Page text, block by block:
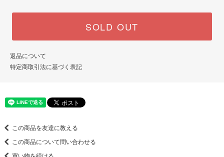
SOLD OUT
返品について
特定商取引法に基づく表記
この商品を友達に教える
この商品について問い合わせる